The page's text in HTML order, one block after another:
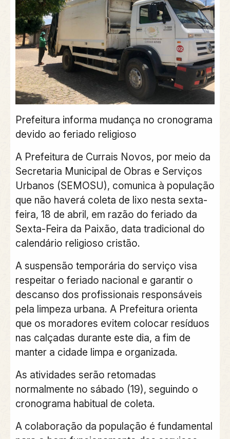
Prefeitura informa mudança no cronograma
devido ao feriado religioso
A Prefeitura de Currais Novos, por meio da
Secretaria Municipal de Obras e Serviços
Urbanos (SEMOSU), comunica à população
que não haverá coleta de lixo nesta sexta-
feira, 18 de abril, em razão do feriado da
Sexta-Feira da Paixão, data tradicional do
calendário religioso cristão.
A suspensão temporária do serviço visa
respeitar o feriado nacional e garantir o
descanso dos profissionais responsáveis
pela limpeza urbana. A Prefeitura orienta
que os moradores evitem colocar resíduos
nas calçadas durante este dia, a fim de
manter a cidade limpa e organizada.
As atividades serão retomadas
normalmente no sábado (19), seguindo o
cronograma habitual de coleta.
A colaboração da população é fundamental